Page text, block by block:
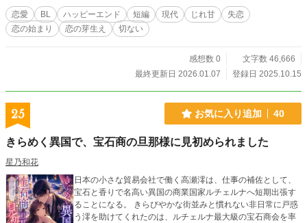
恋愛 BL ハッピーエンド 短編 現代 じれ甘
失恋
恋の始まり
恋の芽生え 切ない
感想数 0
文字数 46,666
最終更新日 2026.01.07
登録日 2025.10.15
25 お気に入り追加 40
きらめく異国で、宝石商の旦那様に見初められました
星乃和花
日本の小さな貿易会社で働く高瀬澪は、仕事の補佐として、
宝石と香りで名高い異国の商業国家ルチェルナへ短期出張す
ることになる。 きらびやかな街並みと慣れない非日常に戸惑
う澪を助けてくれたのは、ルチェルナ最大級の宝石商会を率